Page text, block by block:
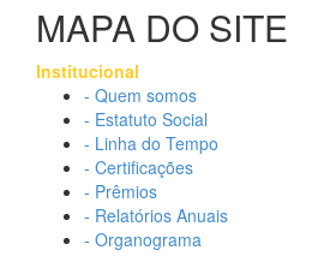
MAPA DO SITE
Institucional
- Quem somos
- Estatuto Social
- Linha do Tempo
- Certificações
- Prêmios
- Relatórios Anuais
- Organograma